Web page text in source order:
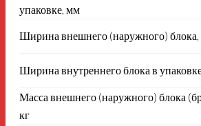
упаковке, мм
Ширина внешнего (наружного)
Ширина внутреннего блока в
Масса внешнего (наружного) блока
кг